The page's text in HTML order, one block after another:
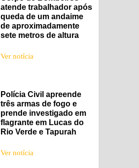
atende trabalhador após
queda de um andaime
de aproximadamente
sete metros de altura
Ver notícia
Polícia Civil apreende
três armas de fogo e
prende investigado em
flagrante em Lucas do
Rio Verde e Tapurah
Ver notícia